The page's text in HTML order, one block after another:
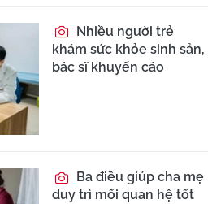
Nhiều người trẻ
khám sức khỏe sinh sản,
bác sĩ khuyến cáo
Ba điều giúp cha mẹ
duy trì mối quan hệ tốt